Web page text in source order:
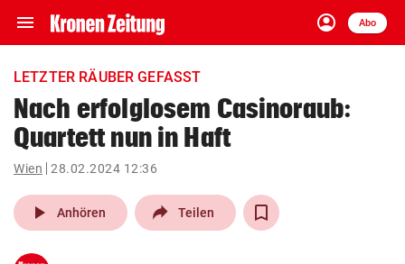
menu Navigation
ein-/ausklappen
account_circle
Anmelden
Abo
close Schließen
account_circle Anmelden
pin_drop
Wien arrow_right
LETZTER RÄUBER GEFASST
Nach erfolglosem Casinoraub:
Quartett nun in Haft
Wien 28.02.2024 12:36
play_arrow Anhören Teilen